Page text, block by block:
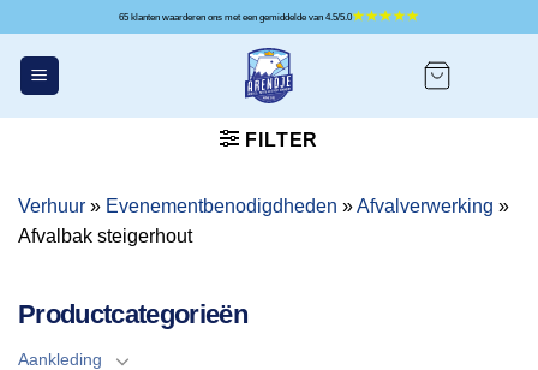
inhoud
65 klanten waarderen ons met een gemiddelde van 4.5/5.0
FILTER
Verhuur » Evenementbenodigdheden »Afvalverwerking »
Afvalbak steigerhout
Productcategorieën
Aankleding